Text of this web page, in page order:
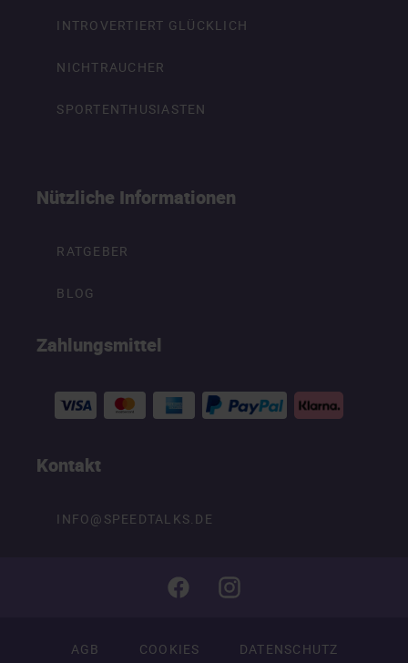
INTROVERTIERT GLÜCKLICH
NICHTRAUCHER
SPORTENTHUSIASTEN
Nützliche Informationen
RATGEBER
BLOG
Zahlungsmittel
Kontakt
INFO@SPEEDTALKS.DE
AGB COOKIES DATENSCHUTZ